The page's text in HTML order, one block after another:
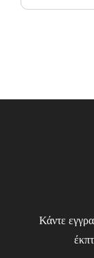
Κάντε